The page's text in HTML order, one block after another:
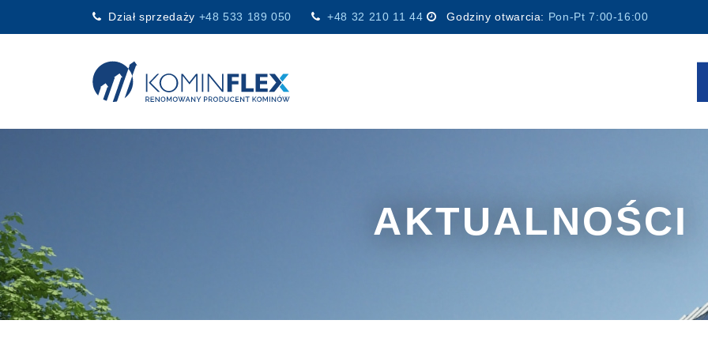
Dział sprzedaży +48 533 189 050 +48 32 210 11 44 Godziny otwarcia: Pon-Pt 7:00-16:00
Main Navigation
AKTUALNOŚCI